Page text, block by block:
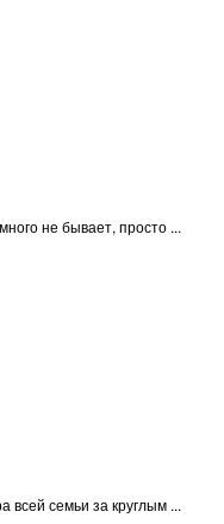
не бывает, просто ...
всей семьи за круглым ...